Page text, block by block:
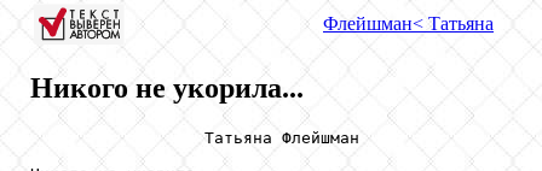
Флейшман< Татьяна
Никого не укорила...
                  Татьяна Флейшман